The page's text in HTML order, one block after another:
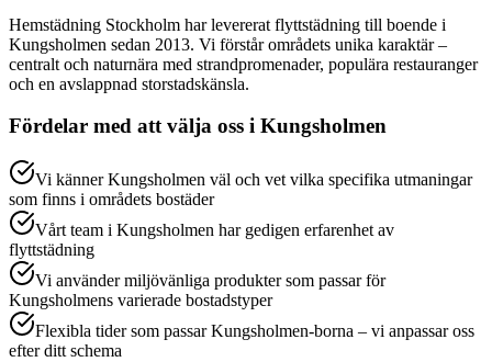
Hemstädning Stockholm har levererat flyttstädning till boende i
Kungsholmen sedan 2013. Vi förstår områdets unika karaktär –
centralt och naturnära med strandpromenader, populära restauranger
och en avslappnad storstadskänsla.
Fördelar med att välja oss i Kungsholmen
Vi känner Kungsholmen väl och vet vilka specifika utmaningar
som finns i områdets bostäder
Vårt team i Kungsholmen har gedigen erfarenhet av
flyttstädning
Vi använder miljövänliga produkter som passar för
Kungsholmens varierade bostadstyper
Flexibla tider som passar Kungsholmen-borna – vi anpassar oss
efter ditt schema